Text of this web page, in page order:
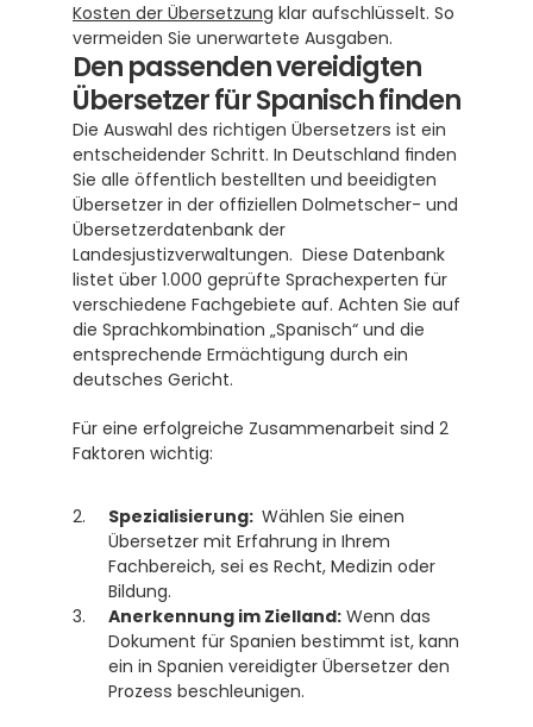
Kosten der Übersetzung klar aufschlüsselt. So
vermeiden Sie unerwartete Ausgaben.
Den passenden vereidigten
Übersetzer für Spanisch finden
Die Auswahl des richtigen Übersetzers ist ein
entscheidender Schritt. In Deutschland finden
Sie alle öffentlich bestellten und beeidigten
Übersetzer in der offiziellen Dolmetscher- und
Übersetzerdatenbank der
Landesjustizverwaltungen.  Diese Datenbank
listet über 1.000 geprüfte Sprachexperten für
verschiedene Fachgebiete auf. Achten Sie auf
die Sprachkombination „Spanisch“ und die
entsprechende Ermächtigung durch ein
deutsches Gericht.
Für eine erfolgreiche Zusammenarbeit sind 2
Faktoren wichtig:
Spezialisierung: Wählen Sie einen
Übersetzer mit Erfahrung in Ihrem
Fachbereich, sei es Recht, Medizin oder
Bildung.
Anerkennung im Zielland: Wenn das
Dokument für Spanien bestimmt ist, kann
ein in Spanien vereidigter Übersetzer den
Prozess beschleunigen.